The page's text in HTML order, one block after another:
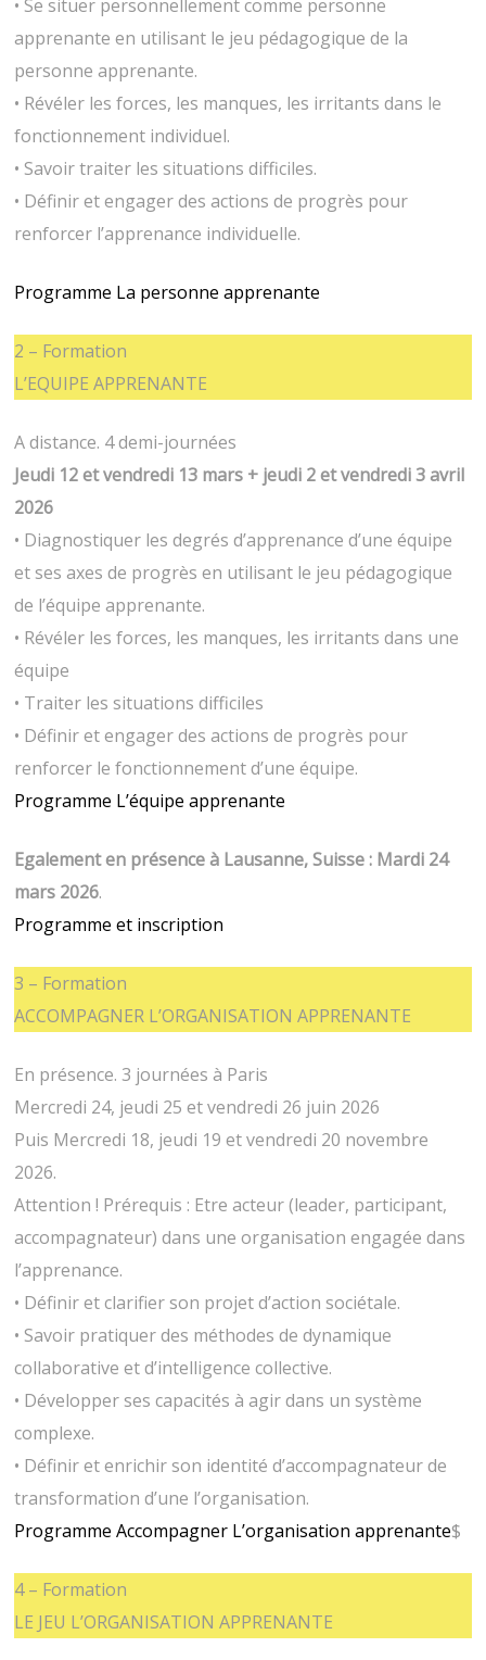
• Se situer personnellement comme personne
apprenante en utilisant le jeu pédagogique de la
personne apprenante.
• Révéler les forces, les manques, les irritants dans le
fonctionnement individuel.
• Savoir traiter les situations difficiles.
• Définir et engager des actions de progrès pour
renforcer l’apprenance individuelle.
Programme La personne apprenante
2 – Formation
L’EQUIPE APPRENANTE
A distance. 4 demi-journées
Jeudi 12 et vendredi 13 mars + jeudi 2 et vendredi 3 avril
2026
• Diagnostiquer les degrés d’apprenance d’une équipe
et ses axes de progrès en utilisant le jeu pédagogique
de l’équipe apprenante.
• Révéler les forces, les manques, les irritants dans une
équipe
• Traiter les situations difficiles
• Définir et engager des actions de progrès pour
renforcer le fonctionnement d’une équipe.
Programme L’équipe apprenante
Egalement en présence à Lausanne, Suisse : Mardi 24
mars 2026.
Programme et inscription
3 – Formation
ACCOMPAGNER L’ORGANISATION APPRENANTE
En présence. 3 journées à Paris
Mercredi 24, jeudi 25 et vendredi 26 juin 2026
Puis Mercredi 18, jeudi 19 et vendredi 20 novembre
2026.
Attention ! Prérequis : Etre acteur (leader, participant,
accompagnateur) dans une organisation engagée dans
l’apprenance.
• Définir et clarifier son projet d’action sociétale.
• Savoir pratiquer des méthodes de dynamique
collaborative et d’intelligence collective.
• Développer ses capacités à agir dans un système
complexe.
• Définir et enrichir son identité d’accompagnateur de
transformation d’une l’organisation.
Programme Accompagner L’organisation apprenante$
4 – Formation
LE JEU L’ORGANISATION APPRENANTE